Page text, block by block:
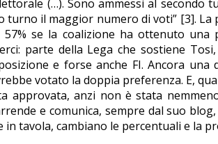
(…). Sono ammessi al secondo
il maggior numero di voti” [3].
57% se la coalizione ha ottenuto
parte della Lega che sostiene
e forse anche FI. Ancora
votato la doppia preferenza. E,
approvata, anzi non è stata
e comunica, sempre dal suo
in tavola, cambiano le percentuali e la